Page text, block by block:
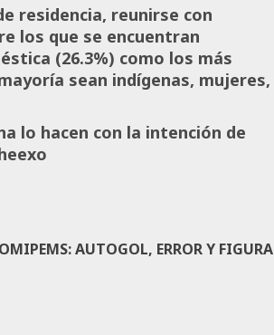
residencia, reunirse con
los que se encuentran
(26.3%) como los más
sean indígenas, mujeres,
lo hacen con la intención de
AUTOGOL, ERROR Y FIGURA